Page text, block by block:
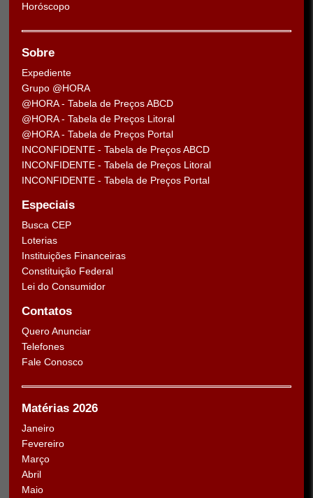
Horóscopo
Sobre
Expediente
Grupo @HORA
@HORA - Tabela de Preços ABCD
@HORA - Tabela de Preços Litoral
@HORA - Tabela de Preços Portal
INCONFIDENTE - Tabela de Preços ABCD
INCONFIDENTE - Tabela de Preços Litoral
INCONFIDENTE - Tabela de Preços Portal
Especiais
Busca CEP
Loterias
Instituições Financeiras
Constituição Federal
Lei do Consumidor
Contatos
Quero Anunciar
Telefones
Fale Conosco
Matérias 2026
Janeiro
Fevereiro
Março
Abril
Maio